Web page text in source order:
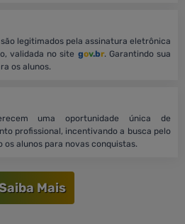
legitimados pela assinatura eletrônica
validada no site gov.br. Garantindo sua
os alunos.
uma oportunidade única de
profissional, incentivando a busca pelo
alunos para novas conquistas.
Mais